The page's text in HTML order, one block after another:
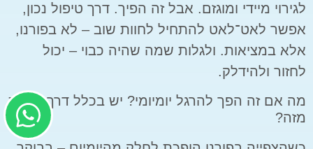
לגירוי מיידי ומוגזם. אבל זה הפיך. דרך טיפול נכון,
אפשר לאט־לאט להתחיל לחוות שוב – לא בפורנו,
אלא במציאות. ולגלות שמה שהיה כבוי – יכול
לחזור ולהידלק.
מה אם זה הפך להרגל יומיומי? יש בכלל דרך לצאת
מזה?